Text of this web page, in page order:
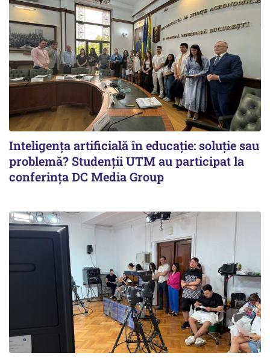
Inteligența artificială în educație: soluție sau
problemă? Studenții UTM au participat la
conferința DC Media Group